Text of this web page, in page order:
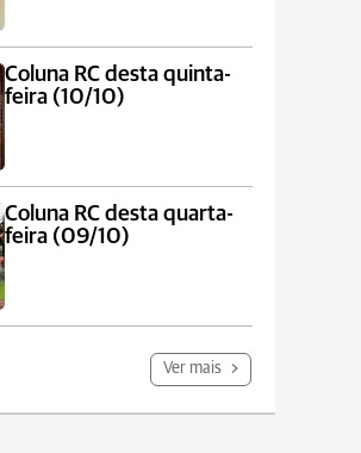
Coluna RC desta quinta-
feira (10/10)
Coluna RC desta quarta-
feira (09/10)
Ver mais